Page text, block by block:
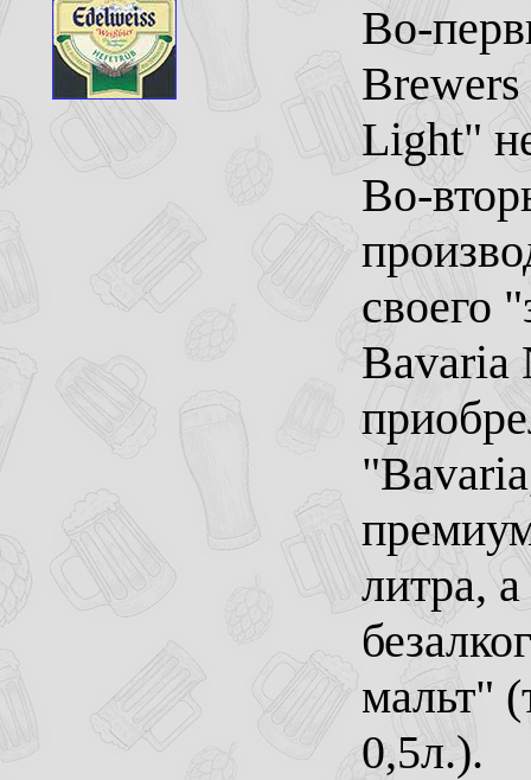
Во-
Light"
Во-
своего
Bavaria
литра,
мальт"
0,5л.).